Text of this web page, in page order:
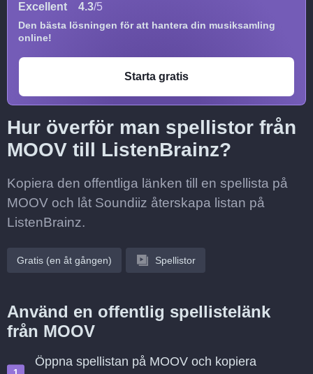
Excellent 4.3/5
Den bästa lösningen för att hantera din musiksamling
online!
Starta gratis
Hur överför man spellistor från
MOOV till ListenBrainz?
Kopiera den offentliga länken till en spellista på
MOOV och låt Soundiiz återskapa listan på
ListenBrainz.
Gratis (en åt gången) Spellistor
Använd en offentlig spellistelänk
från MOOV
Öppna spellistan på MOOV och kopiera